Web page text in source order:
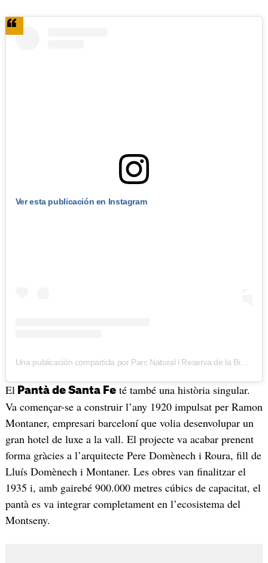
Ver esta publicación en Instagram
El Pantà de Santa Feté també una història singular.
Va començar-se a construir l’any 1920 impulsat per Ramon
Montaner, empresari barceloní que volia desenvolupar un
gran hotel de luxe a la vall. El projecte va acabar prenent
forma gràcies a l’arquitecte Pere Domènech i Roura, fill de
Lluís Domènech i Montaner. Les obres van finalitzar el
1935 i, amb gairebé 900.000 metres cúbics de capacitat, el
pantà es va integrar completament en l’ecosistema del
Montseny.